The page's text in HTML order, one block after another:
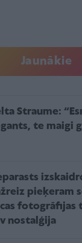
Jaunākie
Straume:
te maigi
pieķeram
fotogrāfijas
nostalģija